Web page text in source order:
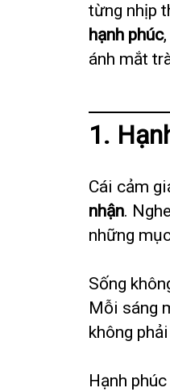
từng nhịp
hạnh phúc
ánh mắt
1.
Cái cảm
nhận.
những
Sống
Mỗi sáng
không
Hạnh